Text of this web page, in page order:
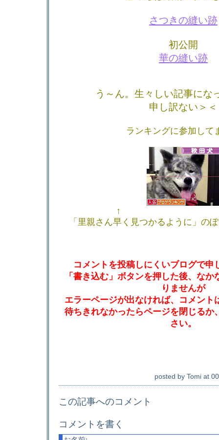
さつきの縫い跡
初公開
華の縫い跡
う～ん。生々しい記事にな
申し訳ない＞＜
ランキングに参加して
↑
「里親さん早く見つかるように」の
コメントを投稿しにくいブログで申
「書き込む」ボタンを押した後、な
りませんが
エラーページが出なければ、コメント
待ちきれなかったらページを閉じるか
さい。
posted by Tomi at
この記事へのコメント
コメントを書く